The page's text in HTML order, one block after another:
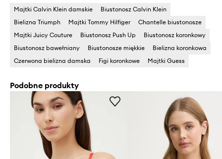
Majtki Calvin Klein damskie
Biustonosz Calvin Klein
Bielizna Triumph
Majtki Tommy Hilfiger
Chantelle biustonosze
Majtki Juicy Couture
Biustonosz Push Up
Biustonosz koronkowy
Biustonosz bawełniany
Biustonosze miękkie
Bielizna koronkowa
Czerwona bielizna damska
Figi koronkowe Majtki Guess
Podobne produkty